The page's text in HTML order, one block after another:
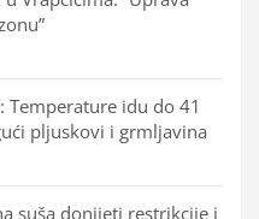
Temperature idu do 41
pljuskovi i grmljavina
suša donijeti restrikcije i